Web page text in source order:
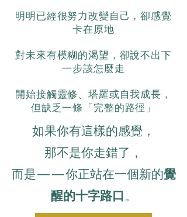
明明已經很努力改變自己，卻感覺
卡在原地
對未來有模糊的渴望，卻說不出下
一步該怎麼走
開始接觸靈修、塔羅或自我成長，
但缺乏一條「完整的路徑」
如果你有這樣的感覺，
那不是你走錯了，
而是——你正站在一個新的覺
醒的十字路口 。